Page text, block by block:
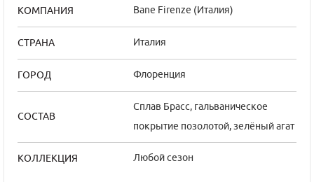
КОМПАНИЯ Bane Firenze (Италия)
СТРАНА Италия
ГОРОД Флоренция
СОСТАВ
Сплав Брасс, гальваническое
покрытие позолотой, зелёный агат
КОЛЛЕКЦИЯ Любой сезон